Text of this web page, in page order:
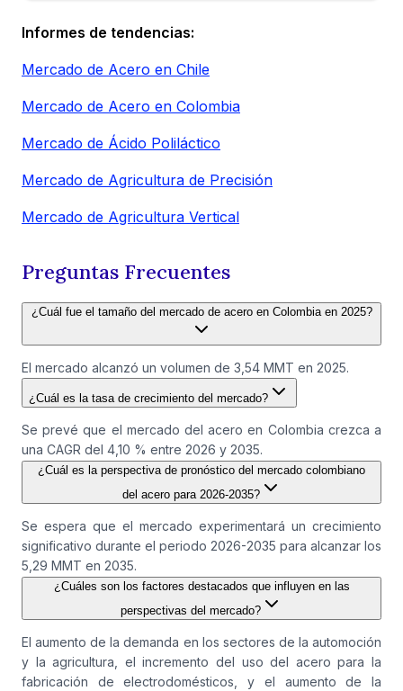
Informes de tendencias:
Mercado de Acero en Chile
Mercado de Acero en Colombia
Mercado de Ácido Poliláctico
Mercado de Agricultura de Precisión
Mercado de Agricultura Vertical
Preguntas Frecuentes
¿Cuál fue el tamaño del mercado de acero en Colombia en 2025?
El mercado alcanzó un volumen de 3,54 MMT en 2025.
¿Cuál es la tasa de crecimiento del mercado?
Se prevé que el mercado del acero en Colombia crezca a
una CAGR del 4,10 % entre 2026 y 2035.
¿Cuál es la perspectiva de pronóstico del mercado colombiano
del acero para 2026-2035?
Se espera que el mercado experimentará un crecimiento
significativo durante el periodo 2026-2035 para alcanzar los
5,29 MMT en 2035.
¿Cuáles son los factores destacados que influyen en las
perspectivas del mercado?
El aumento de la demanda en los sectores de la automoción
y la agricultura, el incremento del uso del acero para la
fabricación de electrodomésticos, y el aumento de la